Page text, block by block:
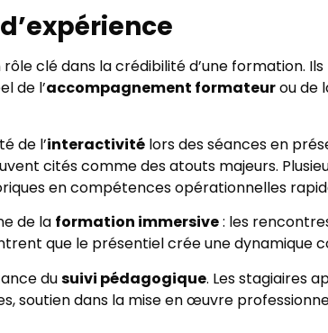
clé dans la crédibilité d’une formation.
de l’accompagnement formateurou de
de l’interactivité lors des séances en
cités comme des atouts majeurs.
en compétences opérationnelles
de la formation immersive: les
que le présentiel crée une dynamique
dusuivi pédagogique. Les stagiaires
soutien dans la mise en œuvre